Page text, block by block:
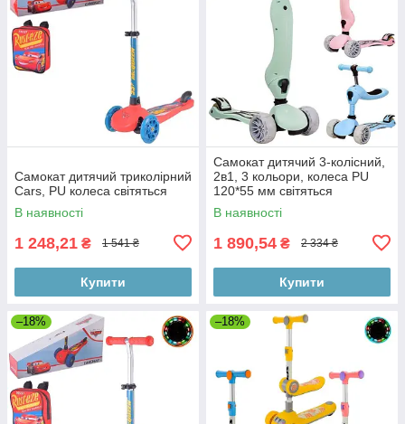
Самокат дитячий триколірний
Cars, PU колеса світяться
В наявності
1 248,21 ₴ 1 541 ₴
Купити
Самокат дитячий 3-колісний,
2в1, 3 кольори, колеса PU
120*55 мм світяться
В наявності
1 890,54 ₴ 2 334 ₴
Купити
–18% –18%